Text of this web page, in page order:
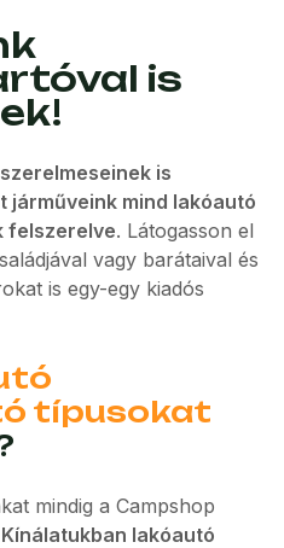
is
is
járműveink mind lakóautó
felszerelve. Látogasson el
vagy barátaival és
is egy-egy kiadós
típusokat
mindig a Campshop
Kínálatukban lakóautó